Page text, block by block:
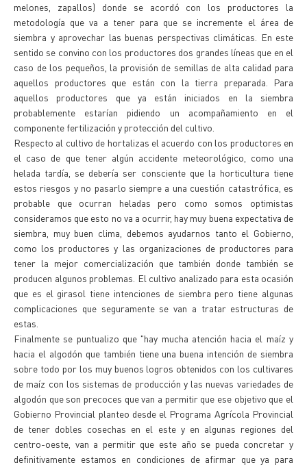
melones, zapallos) donde se acordó con los productores la
metodología que va a tener para que se incremente el área de
siembra y aprovechar las buenas perspectivas climáticas. En este
sentido se convino con los productores dos grandes líneas que en el
caso de los pequeños, la provisión de semillas de alta calidad para
aquellos productores que están con la tierra preparada. Para
aquellos productores que ya están iniciados en la siembra
probablemente estarían pidiendo un acompañamiento en el
componente fertilización y protección del cultivo.
Respecto al cultivo de hortalizas el acuerdo con los productores en
el caso de que tener algún accidente meteorológico, como una
helada tardía, se debería ser consciente que la horticultura tiene
estos riesgos y no pasarlo siempre a una cuestión catastrófica, es
probable que ocurran heladas pero como somos optimistas
consideramos que esto no va a ocurrir, hay muy buena expectativa de
siembra, muy buen clima, debemos ayudarnos tanto el Gobierno,
como los productores y las organizaciones de productores para
tener la mejor comercialización que también donde también se
producen algunos problemas. El cultivo analizado para esta ocasión
que es el girasol tiene intenciones de siembra pero tiene algunas
complicaciones que seguramente se van a tratar estructuras de
estas.
Finalmente se puntualizo que "hay mucha atención hacia el maíz y
hacia el algodón que también tiene una buena intención de siembra
sobre todo por los muy buenos logros obtenidos con los cultivares
de maíz con los sistemas de producción y las nuevas variedades de
algodón que son precoces que van a permitir que ese objetivo que el
Gobierno Provincial planteo desde el Programa Agrícola Provincial
de tener dobles cosechas en el este y en algunas regiones del
centro-oeste, van a permitir que este año se pueda concretar y
definitivamente estamos en condiciones de afirmar que ya para